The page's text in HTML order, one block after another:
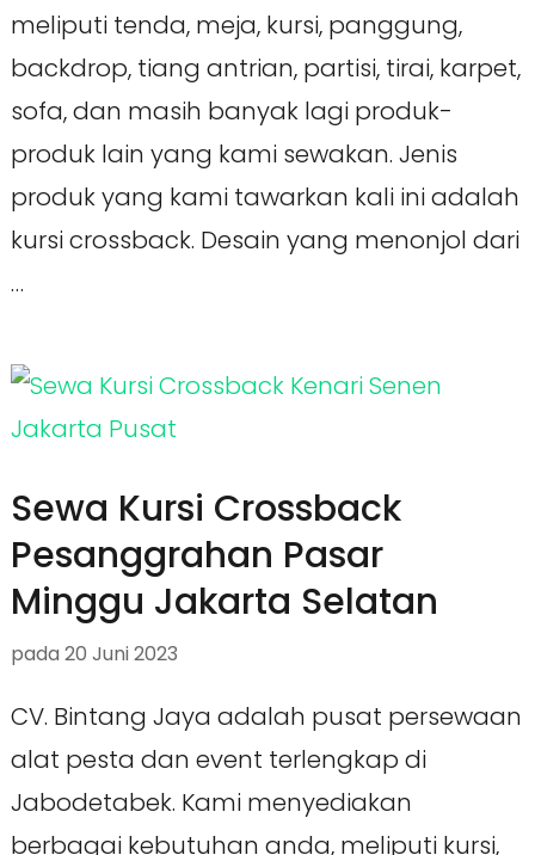
meliputi tenda, meja, kursi, panggung,
backdrop, tiang antrian, partisi, tirai, karpet,
sofa, dan masih banyak lagi produk-
produk lain yang kami sewakan. Jenis
produk yang kami tawarkan kali ini adalah
kursi crossback. Desain yang menonjol dari
…
Sewa Kursi Crossback
Pesanggrahan Pasar
Minggu Jakarta Selatan
pada 20 Juni 2023
CV. Bintang Jaya adalah pusat persewaan
alat pesta dan event terlengkap di
Jabodetabek. Kami menyediakan
berbagai kebutuhan anda, meliputi kursi,